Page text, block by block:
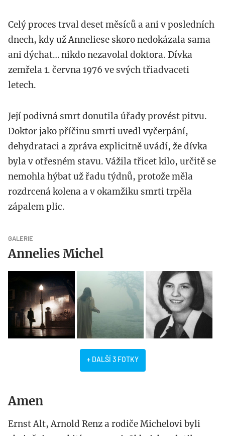
Celý proces trval deset měsíců a ani v posledních
dnech, kdy už Anneliese skoro nedokázala sama
ani dýchat… nikdo nezavolal doktora. Dívka
zemřela 1. června 1976 ve svých třiadvaceti
letech.
Její podivná smrt donutila úřady provést pitvu.
Doktor jako příčinu smrti uvedl vyčerpání,
dehydrataci a zpráva explicitně uvádí, že dívka
byla v otřesném stavu. Vážila třicet kilo, určitě se
nemohla hýbat už řadu týdnů, protože měla
rozdrcená kolena a v okamžiku smrti trpěla
zápalem plic.
GALERIE
Annelies Michel
+ DALŠÍ 3 FOTKY
Amen
Ernst Alt, Arnold Renz a rodiče Michelovi byli